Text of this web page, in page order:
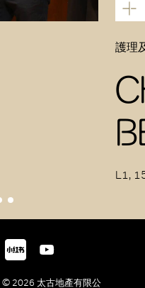
護理
L1,
© 2026 太古地產有限公